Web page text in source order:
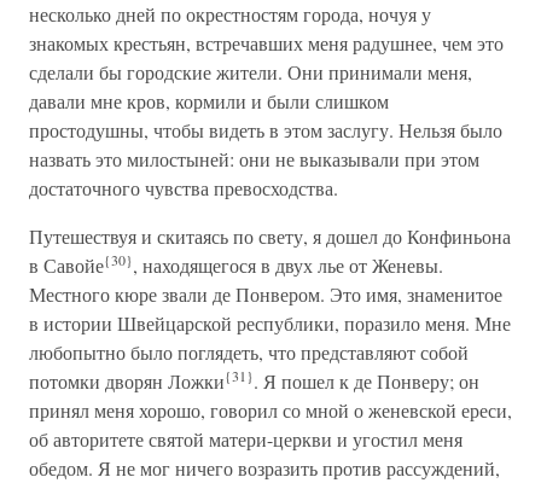
несколько дней по окрестностям города, ночуя у
знакомых крестьян, встречавших меня радушнее, чем это
сделали бы городские жители. Они принимали меня,
давали мне кров, кормили и были слишком
простодушны, чтобы видеть в этом заслугу. Нельзя было
назвать это милостыней: они не выказывали при этом
достаточного чувства превосходства.
Путешествуя и скитаясь по свету, я дошел до Конфиньона
в Савойе{30}, находящегося в двух лье от Женевы.
Местного кюре звали де Понвером. Это имя, знаменитое
в истории Швейцарской республики, поразило меня. Мне
любопытно было поглядеть, что представляют собой
потомки дворян Ложки{31}. Я пошел к де Понверу; он
принял меня хорошо, говорил со мной о женевской ереси,
об авторитете святой матери-церкви и угостил меня
обедом. Я не мог ничего возразить против рассуждений,